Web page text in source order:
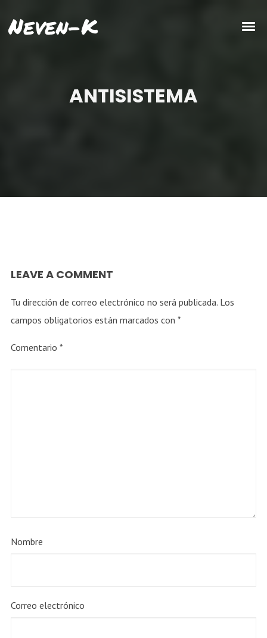
Neven-K
ANTISISTEMA
LEAVE A COMMENT
Tu dirección de correo electrónico no será publicada. Los
campos obligatorios están marcados con *
Comentario *
Nombre
Correo electrónico